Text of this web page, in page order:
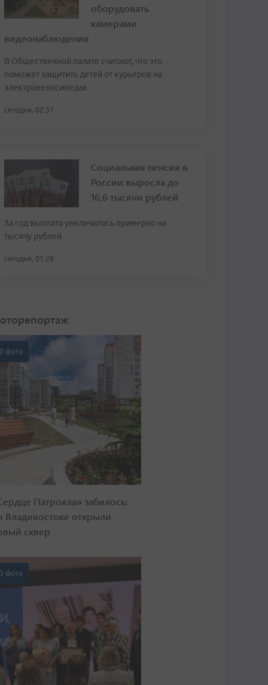
оборудовать
камерами
видеонаблюдения
В Общественной палате считают, что это
поможет защитить детей от курьеров на
электровелосипедах
сегодня, 02:31
Социальная пенсия в
России выросла до
16,6 тысячи рублей
За год выплата увеличилась примерно на
тысячу рублей
сегодня, 01:28
фото
Патрокла» забилось:
Владивостоке открыли
сквер
фото